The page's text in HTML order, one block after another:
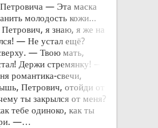
— Эта маска
молодость кожи...
я знаю, я же на
— Не устал ещё?
— Твою мать,
Держи стремянку! —
романтика-свечи,
Петрович, отойди от
ты закрылся от меня?
тебе одиноко, как ты
—…